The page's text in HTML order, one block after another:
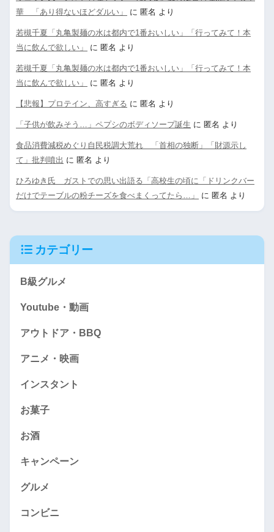
華 「あり得ないほどダルい」
に 匿名 より
若槻千夏「丸亀製麺の水は都内で1番おいしい」「行ってみて！本
当に飲んで欲しい」
に 匿名 より
若槻千夏「丸亀製麺の水は都内で1番おいしい」「行ってみて！本
当に飲んで欲しい」
に 匿名 より
【悲報】プロテイン、高すぎる に 匿名 より
「子供が飲みそう…」ペプシのボディソープ誕生 に 匿名 より
食品消費減税めぐり自民税調大荒れ 「首相の独断」「財源示し
て」批判噴出 に 匿名 より
ひろゆき氏 ガストでの思い出語る「高校生の頃に「ドリンクバー
だけでテーブルの粉チーズを食べまくってたら…」
に 匿名 より
カテゴリー
B級グルメ
Youtube・動画
アウトドア・BBQ
アニメ・映画
インスタント
お菓子
お酒
キャンペーン
グルメ
コンビニ